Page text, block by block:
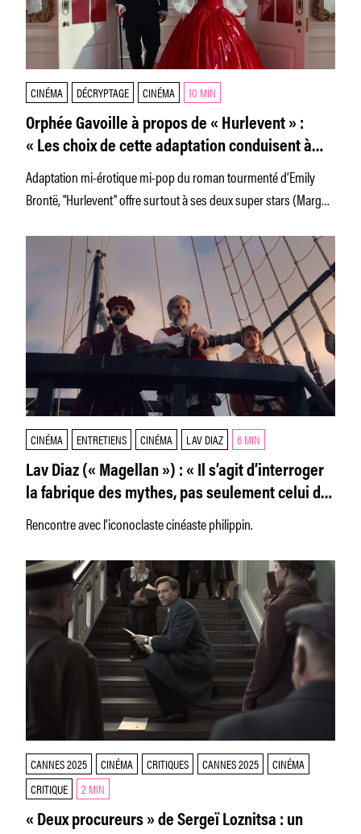
CINÉMA DÉCRYPTAGE CINÉMA 10 MIN
Orphée Gavoille à propos de « Hurlevent » :
« Les choix de cette adaptation conduisent à
une dépolitisation du récit originel »
Adaptation mi-érotique mi-pop du roman tourmenté d’Emily
Brontë, "Hurlevent" offre surtout à ses deux super stars (Margot
CINÉMA ENTRETIENS CINÉMA LAV DIAZ 6 MIN
Lav Diaz (« Magellan ») : « Il s’agit d’interroger
la fabrique des mythes, pas seulement celui de
Magellan »
Rencontre avec l’iconoclaste cinéaste philippin.
CANNES 2025 CINÉMA CRITIQUES CANNES 2025
CINÉMA
CRITIQUE
2 MIN
« Deux procureurs » de Sergeï Loznitsa : un